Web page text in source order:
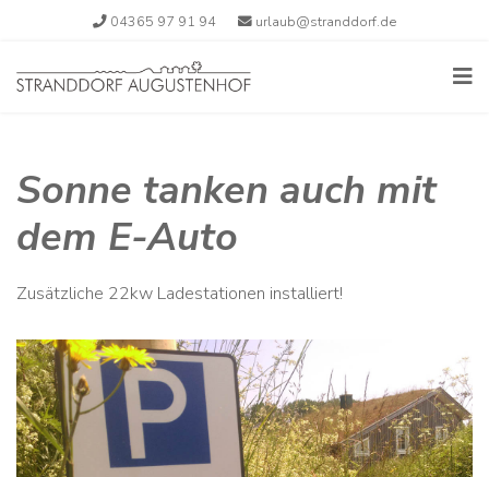
04365 97 91 94 urlaub@stranddorf.de
Sonne tanken auch mit
dem E-Auto
Zusätzliche 22kw Ladestationen installiert!